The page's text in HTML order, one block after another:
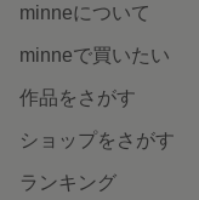
minneについて
minneで買いたい
作品をさがす
ショップをさがす
ランキング